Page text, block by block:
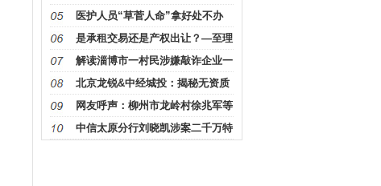
医院
医护人员“草菅人命”拿好处不办
事“制
是承租交易还是产权出让？—至理
剖析几
解读淄博市一村民涉嫌敲诈企业一
事 保
北京龙锐&中经城投：揭秘无资质
无
网友呼声：柳州市龙岭村徐兆军等
人严重
中信太原分行刘晓凯涉案二千万特